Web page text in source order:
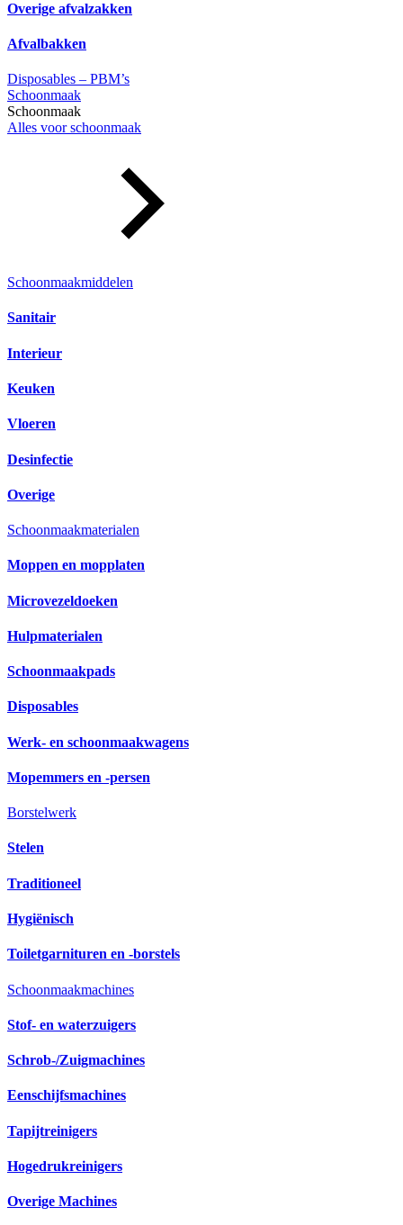
Overige afvalzakken
Afvalbakken
Disposables – PBM’s
Schoonmaak
Schoonmaak
Alles voor schoonmaak
Schoonmaakmiddelen
Sanitair
Interieur
Keuken
Vloeren
Desinfectie
Overige
Schoonmaakmaterialen
Moppen en mopplaten
Microvezeldoeken
Hulpmaterialen
Schoonmaakpads
Disposables
Werk- en schoonmaakwagens
Mopemmers en -persen
Borstelwerk
Stelen
Traditioneel
Hygiënisch
Toiletgarnituren en -borstels
Schoonmaakmachines
Stof- en waterzuigers
Schrob-/Zuigmachines
Eenschijfsmachines
Tapijtreinigers
Hogedrukreinigers
Overige Machines